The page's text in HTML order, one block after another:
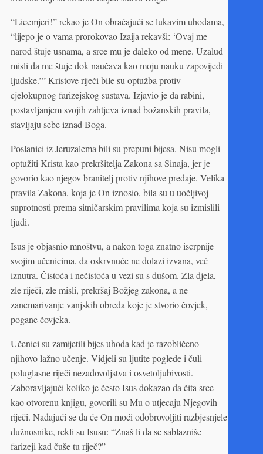
“Licemjeri!” rekao je On obraćajući se lukavim uhodama,
“lijepo je o vama prorokovao Izaija rekavši: ‘Ovaj me
narod štuje usnama, a srce mu je daleko od mene. Uzalud
misli da me štuje dok naučava kao moju nauku zapovijedi
ljudske.’” Kristove riječi bile su optužba protiv
cjelokupnog farizejskog sustava. Izjavio je da rabini,
postavljanjem svojih zahtjeva iznad božanskih pravila,
stavljaju sebe iznad Boga.
Poslanici iz Jeruzalema bili su prepuni bijesa. Nisu mogli
optužiti Krista kao prekršitelja Zakona sa Sinaja, jer je
govorio kao njegov branitelj protiv njihove predaje. Velika
pravila Zakona, koja je On iznosio, bila su u uočljivoj
suprotnosti prema sitničarskim pravilima koja su izmislili
ljudi.
Isus je objasnio mnoštvu, a nakon toga znatno iscrpnije
svojim učenicima, da oskrvnuće ne dolazi izvana, već
iznutra. Čistoća i nečistoća u vezi su s dušom. Zla djela,
zle riječi, zle misli, prekršaj Božjeg zakona, a ne
zanemarivanje vanjskih obreda koje je stvorio čovjek,
pogane čovjeka.
Učenici su zamijetili bijes uhoda kad je razobličeno
njihovo lažno učenje. Vidjeli su ljutite poglede i čuli
poluglasne riječi nezadovoljstva i osvetoljubivosti.
Zaboravljajući koliko je često Isus dokazao da čita srce
kao otvorenu knjigu, govorili su Mu o utjecaju Njegovih
riječi. Nadajući se da će On moći odobrovoljiti razbjesnjele
dužnosnike, rekli su Isusu: “Znaš li da se sablazniše
farizeji kad čuše tu riječ?”